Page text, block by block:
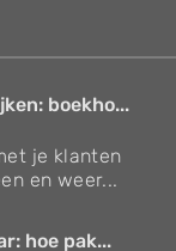
boekho...
je klanten
en weer...
hoe pak...